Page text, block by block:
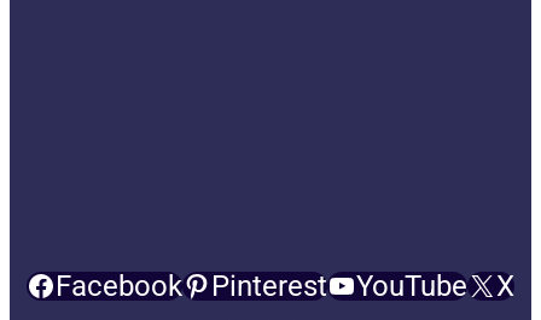
Facebook Pinterest YouTube X